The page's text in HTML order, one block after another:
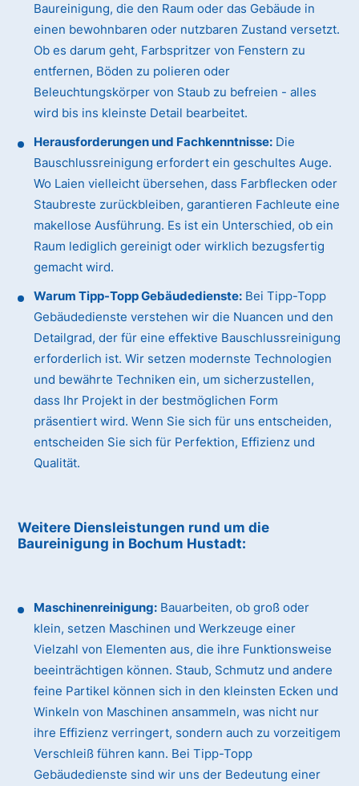
Baureinigung, die den Raum oder das Gebäude in
einen bewohnbaren oder nutzbaren Zustand versetzt.
Ob es darum geht, Farbspritzer von Fenstern zu
entfernen, Böden zu polieren oder
Beleuchtungskörper von Staub zu befreien - alles
wird bis ins kleinste Detail bearbeitet.
Herausforderungen und Fachkenntnisse: Die
Bauschlussreinigung erfordert ein geschultes Auge.
Wo Laien vielleicht übersehen, dass Farbflecken oder
Staubreste zurückbleiben, garantieren Fachleute eine
makellose Ausführung. Es ist ein Unterschied, ob ein
Raum lediglich gereinigt oder wirklich bezugsfertig
gemacht wird.
Warum Tipp-Topp Gebäudedienste: Bei Tipp-Topp
Gebäudedienste verstehen wir die Nuancen und den
Detailgrad, der für eine effektive Bauschlussreinigung
erforderlich ist. Wir setzen modernste Technologien
und bewährte Techniken ein, um sicherzustellen,
dass Ihr Projekt in der bestmöglichen Form
präsentiert wird. Wenn Sie sich für uns entscheiden,
entscheiden Sie sich für Perfektion, Effizienz und
Qualität.
Weitere Diensleistungen rund um die
Baureinigung in Bochum Hustadt:
Maschinenreinigung: Bauarbeiten, ob groß oder
klein, setzen Maschinen und Werkzeuge einer
Vielzahl von Elementen aus, die ihre Funktionsweise
beeinträchtigen können. Staub, Schmutz und andere
feine Partikel können sich in den kleinsten Ecken und
Winkeln von Maschinen ansammeln, was nicht nur
ihre Effizienz verringert, sondern auch zu vorzeitigem
Verschleiß führen kann. Bei Tipp-Topp
Gebäudedienste sind wir uns der Bedeutung einer